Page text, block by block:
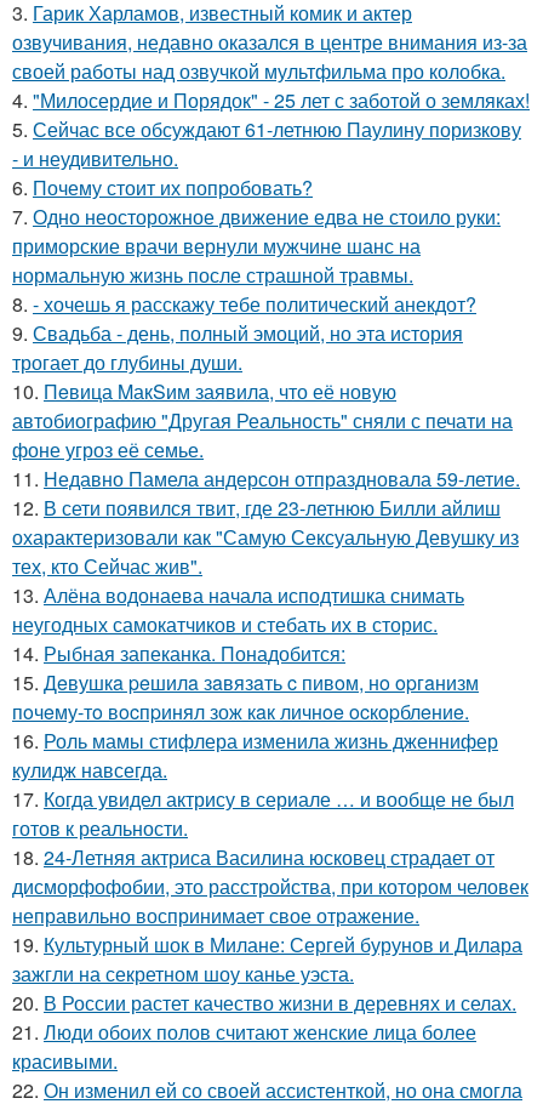
3. Гарик Харламов, известный комик и актер
озвучивания, недавно оказался в центре внимания из-за
своей работы над озвучкой мультфильма про колобка.
4. "Милосердие и Порядок" - 25 лет с заботой о земляках!
5. Сейчас все обсуждают 61-летнюю Паулину поризкову
- и неудивительно.
6. Почему стоит их попробовать?
7. Одно неосторожное движение едва не стоило руки:
приморские врачи вернули мужчине шанс на
нормальную жизнь после страшной травмы.
8. - хочешь я расскажу тебе политический анекдот?
9. Свадьба - день, полный эмоций, но эта история
трогает до глубины души.
10. Пeвица MакSим заявила, что её новую
автобиографию "Другая Реальность" сняли с печати на
фоне угроз её семье.
11. Недавно Памела андерсон отпраздновала 59-летие.
12. В сети появился твит, где 23-летнюю Билли айлиш
охарактеризовали как "Самую Сексуальную Девушку из
тех, кто Сейчас жив".
13. Алёна водонаева начала исподтишка снимать
неугодных самокатчиков и стебать их в сторис.
14. Рыбная запеканка. Понадобится:
15. Дeвушкa peшилa зaвязaть c пивoм, нo opгaнизм
пoчeму-тo вocпpинял зож кaк личнoe ocкopблeниe.
16. Роль мамы стифлера изменила жизнь дженнифер
кулидж навсегда.
17. Когда увидел актрису в сериале … и вообще не был
готов к реальности.
18. 24-Летняя актриса Василина юсковец страдает от
дисморфофобии, это расстройства, при котором человек
неправильно воспринимает свое отражение.
19. Культурный шок в Милане: Сергей бурунов и Дилара
зажгли на секретном шоу канье уэста.
20. В России растет качество жизни в деревнях и селах.
21. Люди обоих полов считают женские лица более
красивыми.
22. Он изменил ей со своей ассистенткой, но она смогла